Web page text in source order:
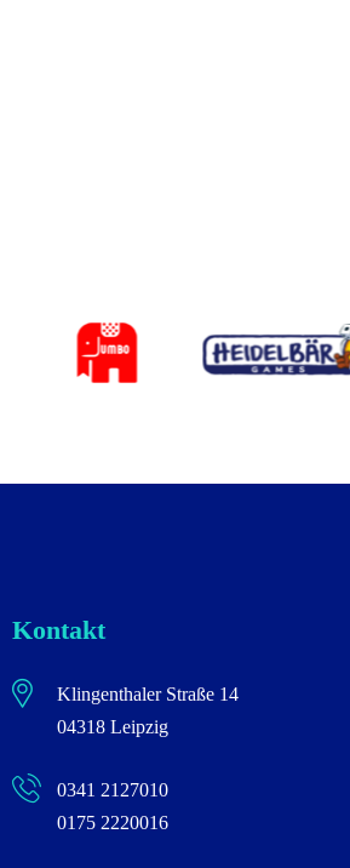
Kontakt
Klingenthaler Straße 14
04318 Leipzig
0341 2127010
0175 2220016